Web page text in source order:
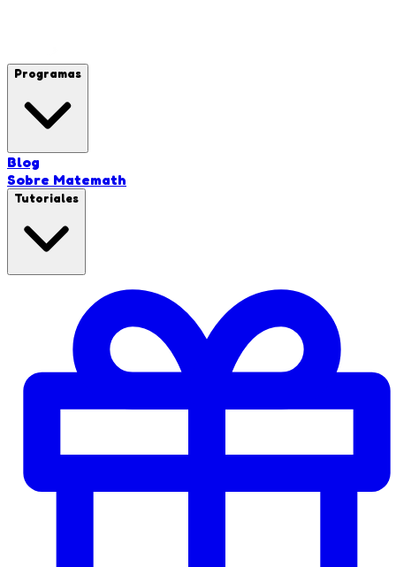
Programas
Blog
Sobre Matemath
Tutoriales